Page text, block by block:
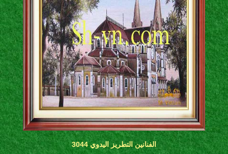
الفنانين التطريز اليدوي 3044